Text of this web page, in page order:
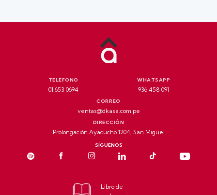
TELÉFONO
01 653 0694
WHATSAPP
936 458 091
CORREO
ventas@dkasa.com.pe
DIRECCIÓN
Prolongación Ayacucho 1204, San Miguel
SÍGUENOS
Libro de